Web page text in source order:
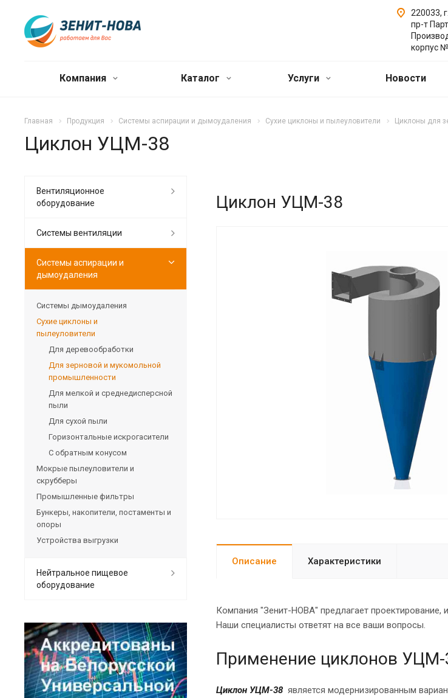
220033,
пр-т
корпус
Компания Каталог Услуги Новости
Главная Продукция Системы аспирации и дымоудаления Сухие циклоны и пылеуловители Циклоны для
Циклон УЦМ-38
Циклон УЦМ-38
Описание Характеристики
Компания "Зенит-НОВА" предлагает
Наши специалисты ответят на все ваши вопросы.
Применение циклонов УЦМ-
Циклон УЦМ-38 является модернизированным
Вентиляционное
оборудование
Системы вентиляции
Системы аспирации и
дымоудаления
Системы дымоудаления
Сухие циклоны и
пылеуловители
Для деревообработки
Для зерновой и мукомольной
промышленности
Для мелкой и среднедисперсной
пыли
Для сухой пыли
Горизонтальные искрогасители
С обратным конусом
Мокрые пылеуловители и
скрубберы
Промышленные фильтры
Бункеры, накопители, постаменты и
опоры
Устройства выгрузки
Нейтральное пищевое
оборудование